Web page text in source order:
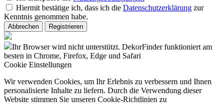
Hiermit bestätige ich, dass ich die Datenschutzerklärung zur
Kenntnis genommen habe.
Abbrechen Registrieren
Ihr Browser wird nicht unterstützt. DekorFinder funktioniert am
besten in Chrome, Firefox, Edge und Safari
Cookie Einstellungen
Wir verwenden Cookies, um Ihr Erlebnis zu verbessern und Ihnen
personalisierte Inhalte zu liefern. Durch die Verwendung dieser
Website stimmen Sie unseren Cookie-Richtlinien zu